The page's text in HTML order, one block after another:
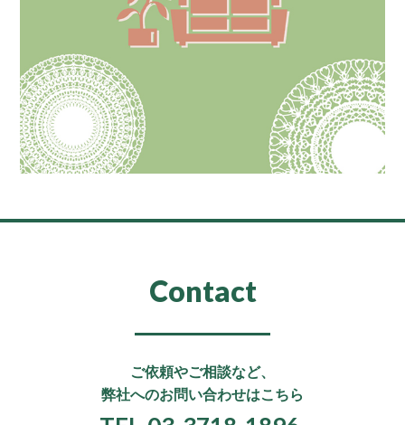
Contact
ご依頼やご相談など、
弊社へのお問い合わせはこちら